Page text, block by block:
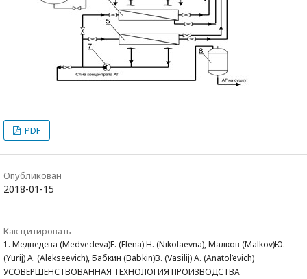
PDF
Опубликован
2018-01-15
Как цитировать
1. Медведева (Medvedeva)Е. (Elena) Н. (Nikolaevna), Малков (Malkov)Ю.
(Yurij) А. (Аlekseevich), Бабкин (Babkin)В. (Vasilij) А. (Аnatol’evich)
УСОВЕРШЕНСТВОВАННАЯ ТЕХНОЛОГИЯ ПРОИЗВОДСТВА